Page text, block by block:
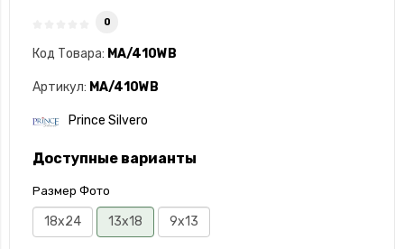
0
Код Товара: MA/410WB
Артикул: MA/410WB
Prince Silvero
Доступные варианты
Размер Фото
18x24 13x18 9x13